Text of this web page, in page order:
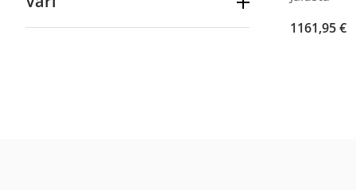
Original
1161,95€
Current